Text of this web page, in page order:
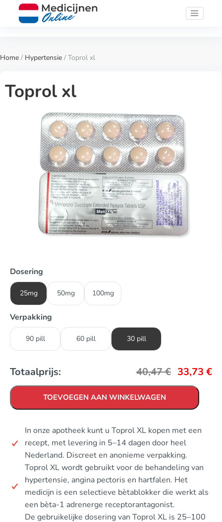
Home / Hypertensie / Toprol xl
Toprol xl
Dosering
25mg 50mg 100mg
Verpakking
90 pill 60 pill 30 pill
Totaalprijs: 40,47€ 33,73 €
TOEVOEGEN AAN WINKELWAGEN
In onze apotheek kunt u Toprol XL kopen met een
recept, met levering in 5–14 dagen door heel
Nederland. Discreet en anonieme verpakking.
Toprol XL wordt gebruikt voor de behandeling van
hypertensie, angina pectoris en hartfalen. Het
medicijn is een selectieve bètablokker die werkt als
een bèta-1 adrenerge receptorantagonist.
De gebruikelijke dosering van Toprol XL is 25–100